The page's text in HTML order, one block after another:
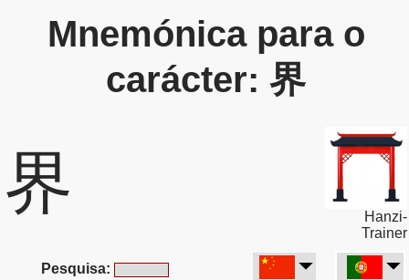
Mnemónica para o
carácter: 界
界
Hanzi-
Trainer
Pesquisa: